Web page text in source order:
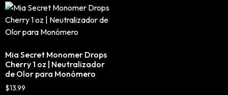
Productos de Styling
Hair Spray
Protector de Calor
Fortalecimiento
Mia Secret Monomer Drops
Cherry 1 oz | Neutralizador
de Olor para Monómero
$13.99